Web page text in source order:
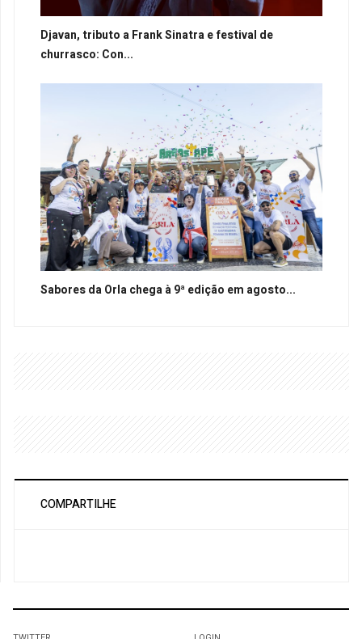
Djavan, tributo a Frank Sinatra e festival de
churrasco: Con...
Sabores da Orla chega à 9ª edição em agosto...
COMPARTILHE